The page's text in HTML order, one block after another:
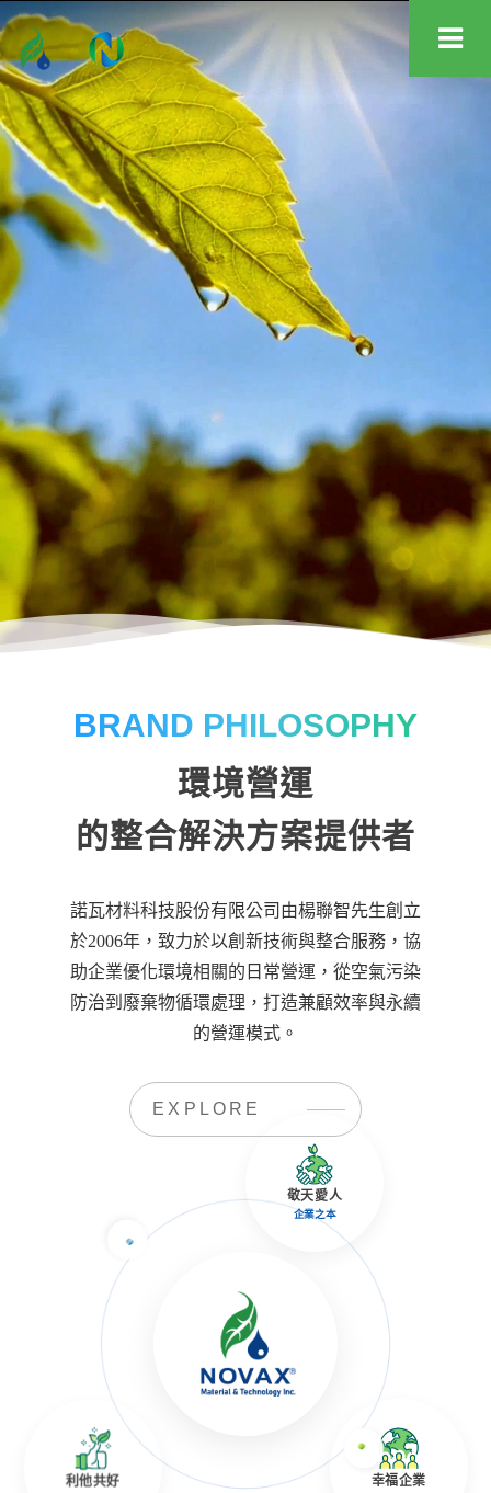
BRAND PHILOSOPHY
環境營運
的整合解決方案提供者
諾瓦材料科技股份有限公司由楊聯智先生創立
於2006年，致力於以創新技術與整合服務，協
助企業優化環境相關的日常營運，從空氣污染
防治到廢棄物循環處理，打造兼顧效率與永續
的營運模式。
EXPLORE
敬天愛人
企業之本
利他共好 幸福企業